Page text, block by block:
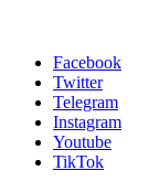
Facebook
Twitter
Telegram
Instagram
Youtube
TikTok